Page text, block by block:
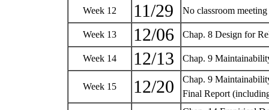
Week 12 11/29 No classroom
Week 13 12/06 Chap. 8 Design for
Week 14 12/13 Chap. 9
Week 15 12/20
Chap. 9
Final Report